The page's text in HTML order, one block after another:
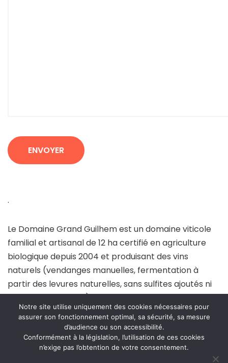
.
Le Domaine Grand Guilhem est un domaine viticole
familial et artisanal de 12 ha certifié en agriculture
biologique depuis 2004 et produisant des vins
naturels (vendanges manuelles, fermentation à
partir des levures naturelles, sans sulfites ajoutés ni
aucun autre intrant). Il dispose d’une structure
d’hébergement en Chambres d’Hôtes et Gîtes de
charme, avec maison de maître du 19ème siècle et
dépendances. Situé en surplomb de Cascastel, petit
village viticole de 200 habitants de la « Vallée du
Notre site utilise uniquement des cookies nécessaires pour
assurer son fonctionnement optimal, sa sécurité, sa mesure
d’audience ou son accessibilité.
Conformément à la législation, l’utilisation de ces cookies
n’exige pas l’obtention de votre consentement.